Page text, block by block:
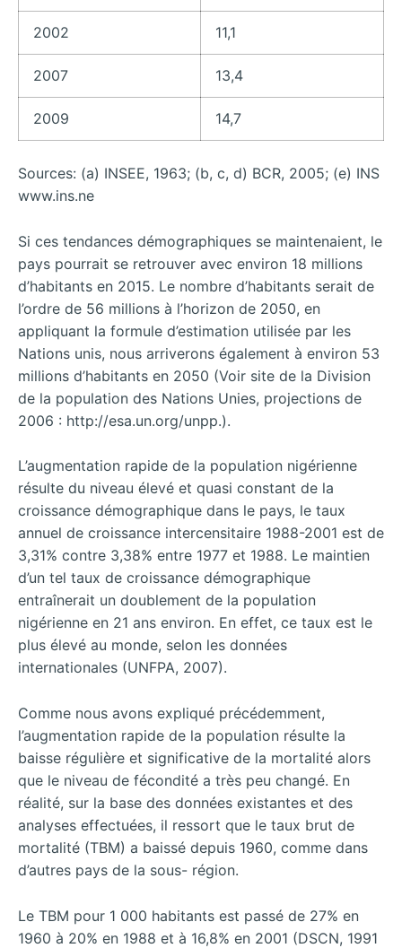
2002 11,1
2007 13,4
2009 14,7
Sources: (a) INSEE, 1963; (b, c, d) BCR, 2005; (e) INS
www.ins.ne
Si ces tendances démographiques se maintenaient, le
pays pourrait se retrouver avec environ 18 millions
d’habitants en 2015. Le nombre d’habitants serait de
l’ordre de 56 millions à l’horizon de 2050, en
appliquant la formule d’estimation utilisée par les
Nations unis, nous arriverons également à environ 53
millions d’habitants en 2050 (Voir site de la Division
de la population des Nations Unies, projections de
2006 : http://esa.un.org/unpp.).
L’augmentation rapide de la population nigérienne
résulte du niveau élevé et quasi constant de la
croissance démographique dans le pays, le taux
annuel de croissance intercensitaire 1988-2001 est de
3,31% contre 3,38% entre 1977 et 1988. Le maintien
d’un tel taux de croissance démographique
entraînerait un doublement de la population
nigérienne en 21 ans environ. En effet, ce taux est le
plus élevé au monde, selon les données
internationales (UNFPA, 2007).
Comme nous avons expliqué précédemment,
l’augmentation rapide de la population résulte la
baisse régulière et significative de la mortalité alors
que le niveau de fécondité a très peu changé. En
réalité, sur la base des données existantes et des
analyses effectuées, il ressort que le taux brut de
mortalité (TBM) a baissé depuis 1960, comme dans
d’autres pays de la sous- région.
Le TBM pour 1 000 habitants est passé de 27% en
1960 à 20% en 1988 et à 16,8% en 2001 (DSCN, 1991